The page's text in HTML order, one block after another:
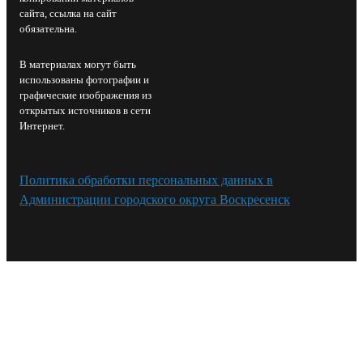
сайта, ссылка на сайт
обязательна.
В материалах могут быть
использованы фотографии и
графические изображения из
открытых источников в сети
Интернет.
Политика обработки персональных данных в
Администрации городского округа Воскресенск